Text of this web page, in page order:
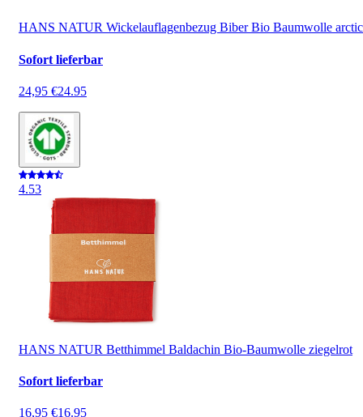
HANS NATUR Wickelauflagenbezug Biber Bio Baumwolle arctic
Sofort lieferbar
24,95 €24.95
4.53
HANS NATUR Betthimmel Baldachin Bio-Baumwolle ziegelrot
Sofort lieferbar
16,95 €16.95